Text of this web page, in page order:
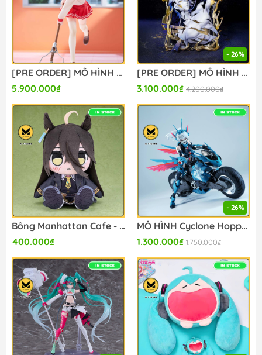
[PRE ORDER] MÔ HÌNH To Heart - HMX-12 Multi - 1/7 (Claynel) FIGURE CHÍNH HÃNG
5.900.000₫
- 26%
[PRE ORDER] MÔ HÌNH Phainon - Honkai: Star Rail - Diorama Series - Thus Burns the Dawn Ver. (Myethos) FIGURE CHÍNH HÃNG
3.100.000₫ 4.200.000₫
Bông Manhattan Cafe - Umamusume: Pretty Derby - Kuripan Plushie (Good Smile Company) BÔNG CHÍNH HÃNG
400.000₫
- 26%
MÔ HÌNH Cyclone Hopper [Yip Fung Sim] - Cyber Forest (Fantasy Girl) (Nuke Matrix) MODEL KIT CHÍNH HÃNG
1.300.000₫ 1.750.000₫